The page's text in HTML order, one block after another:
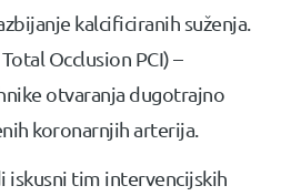
kalcificiranih suženja.
Occlusion PCI) –
otvaranja dugotrajno
koronarnjih arterija.
iskusni tim intervencijskih